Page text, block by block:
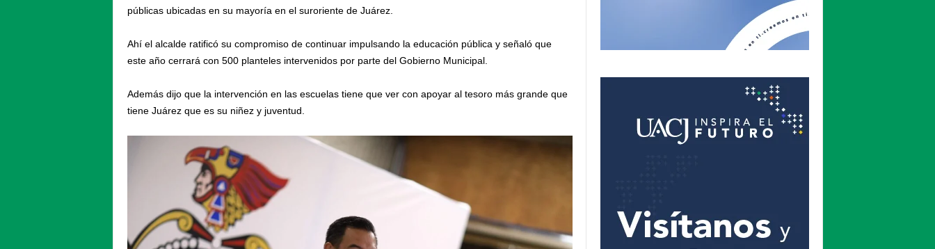
públicas ubicadas en su mayoría en el suroriente de Juárez.
Ahí el alcalde ratificó su compromiso de continuar impulsando la educación pública y señaló que
este año cerrará con 500 planteles intervenidos por parte del Gobierno Municipal.
Además dijo que la intervención en las escuelas tiene que ver con apoyar al tesoro más grande que
tiene Juárez que es su niñez y juventud.